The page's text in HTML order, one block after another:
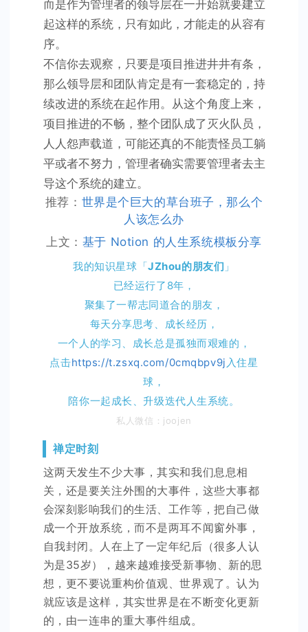
而是作为管理者的领导层在一开始就要建立
起这样的系统，只有如此，才能走的从容有
序。
不信你去观察，只要是项目推进井井有条，
那么领导层和团队肯定是有一套稳定的，持
续改进的系统在起作用。从这个角度上来，
项目推进的不畅，整个团队成了灭火队员，
人人怨声载道，可能还真的不能责怪员工躺
平或者不努力，管理者确实需要管理者去主
导这个系统的建立。
推荐： 世界是个巨大的草台班子，那么个
人该怎么办
上文： 基于 Notion 的人生系统模板分享
我的知识星球「JZhou的朋友们 」
已经运行了8年，
聚集了一帮志同道合的朋友，
每天分享思考、成长经历，
一个人的学习、成长总是孤独而艰难的，
点击https://t.zsxq.com/0cmqbpv9j 入住星
球，
陪你一起成长、升级迭代人生系统。
私人微信：joojen
禅定时刻
这两天发生不少大事，其实和我们息息相
关，还是要关注外围的大事件，这些大事都
会深刻影响我们的生活、工作等，把自己做
成一个开放系统，而不是两耳不闻窗外事，
自我封闭。人在上了一定年纪后（很多人认
为是35岁），越来越难接受新事物、新的思
想，更不要说重构价值观、世界观了。认为
就应该是这样，其实世界是在不断变化更新
的，由一连串的重大事件组成。